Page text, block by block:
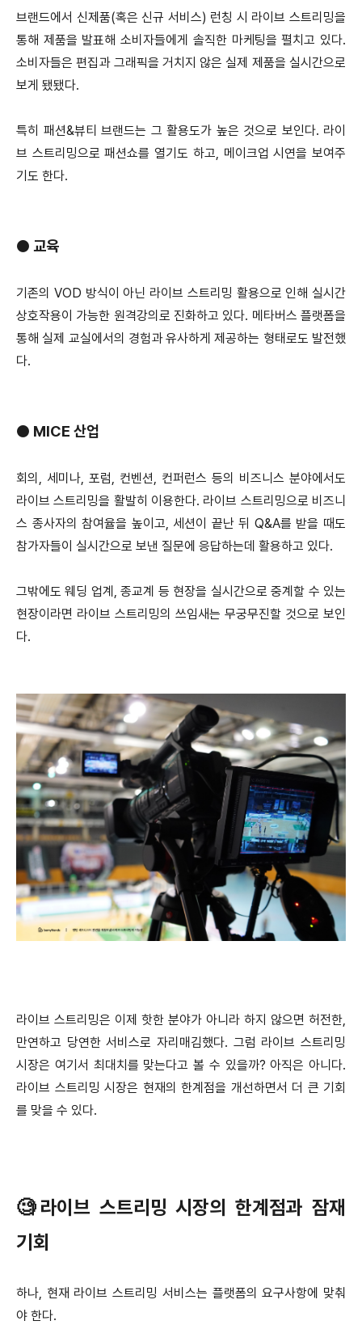
브랜드에서 신제품(혹은 신규 서비스) 런칭 시 라이브 스트리밍을
통해 제품을 발표해 소비자들에게 솔직한 마케팅을 펼치고 있다.
소비자들은 편집과 그래픽을 거치지 않은 실제 제품을 실시간으로
보게 됐됐다.
특히 패션&뷰티 브랜드는 그 활용도가 높은 것으로 보인다. 라이
브 스트리밍으로 패션쇼를 열기도 하고, 메이크업 시연을 보여주
기도 한다.
● 교육
기존의 VOD 방식이 아닌 라이브 스트리밍 활용으로 인해 실시간
상호작용이 가능한 원격강의로 진화하고 있다. 메타버스 플랫폼을
통해 실제 교실에서의 경험과 유사하게 제공하는 형태로도 발전했
다.
● MICE 산업
회의, 세미나, 포럼, 컨벤션, 컨퍼런스 등의 비즈니스 분야에서도
라이브 스트리밍을 활발히 이용한다. 라이브 스트리밍으로 비즈니
스 종사자의 참여율을 높이고, 세션이 끝난 뒤 Q&A를 받을 때도
참가자들이 실시간으로 보낸 질문에 응답하는데 활용하고 있다.
그밖에도 웨딩 업계, 종교계 등 현장을 실시간으로 중계할 수 있는
현장이라면 라이브 스트리밍의 쓰임새는 무궁무진할 것으로 보인
다.
라이브 스트리밍은 이제 핫한 분야가 아니라 하지 않으면 허전한,
만연하고 당연한 서비스로 자리매김했다. 그럼 라이브 스트리밍
시장은 여기서 최대치를 맞는다고 볼 수 있을까? 아직은 아니다.
라이브 스트리밍 시장은 현재의 한계점을 개선하면서 더 큰 기회
를 맞을 수 있다.
🧐라이브 스트리밍 시장의 한계점과 잠재
기회
하나, 현재 라이브 스트리밍 서비스는 플랫폼의 요구사항에 맞춰
야 한다.